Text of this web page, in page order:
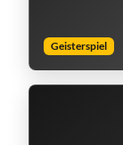
Geisterspiel